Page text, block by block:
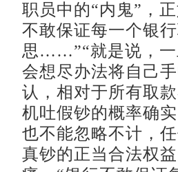
职员中的“内鬼”，
不敢保证每一个银
思……”“就是说，一
会想尽办法将自己
认，相对于所有取
机吐假钞的概率确
也不能忽略不计，
真钞的正当合法权